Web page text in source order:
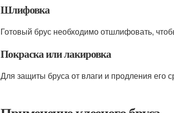
Шлифовка
Готовый брус необходимо отшлифовать,
Покраска или лакировка
Для защиты бруса от влаги и продления его